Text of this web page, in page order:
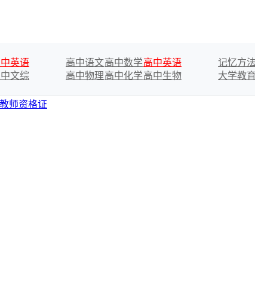
英语
文综
高中语文高中数学高中英语
高中物理高中化学高中生物
记忆方法
大学教育
教师资格证